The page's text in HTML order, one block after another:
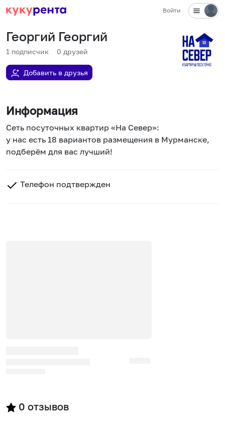
Войти
Георгий Георгий
1 подписчик 0 друзей
Добавить в друзья
Информация
Сеть посуточных квартир «На Север»:
у нас есть 18 вариантов размещения в Мурманске,
подберём для вас лучший!
Телефон подтвержден
0 отзывов